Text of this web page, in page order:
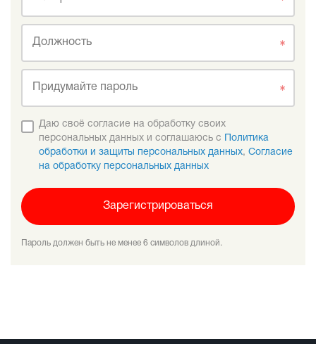
Должность
Придумайте пароль
Даю своё согласие на обработку своих
персональных данных и соглашаюсь с
Политика
обработки и защиты персональных данных, Согласие
на обработку персональных данных
Зарегистрироваться
Пароль должен быть не менее 6 символов длиной.